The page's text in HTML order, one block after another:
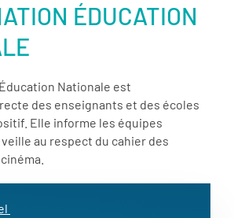
ÉDUCATION
Nationale est
des enseignants et des écoles
Elle informe les équipes
au respect du cahier des